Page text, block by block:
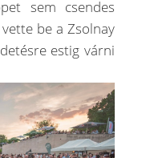
sem csendes
be a Zsolnay
estig várni